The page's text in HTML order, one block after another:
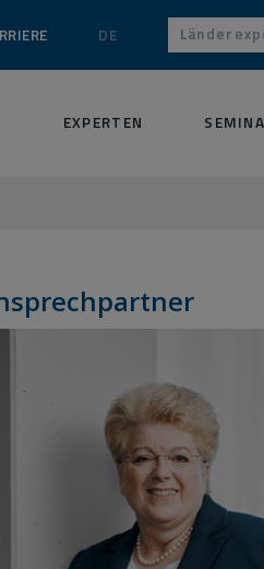
DE
EXPERTEN